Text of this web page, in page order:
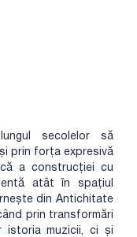
secolelor să
prin forța expresivă
a construcției cu
atât în spațiul
din Antichitate
prin transformări
istoria muzicii, ci și